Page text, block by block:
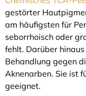
gestörter
am häufigsten für
seborrhoisch oder
fehlt. Darüber hinaus
Behandlung gegen
Aknenarben. Sie ist
geeignet.